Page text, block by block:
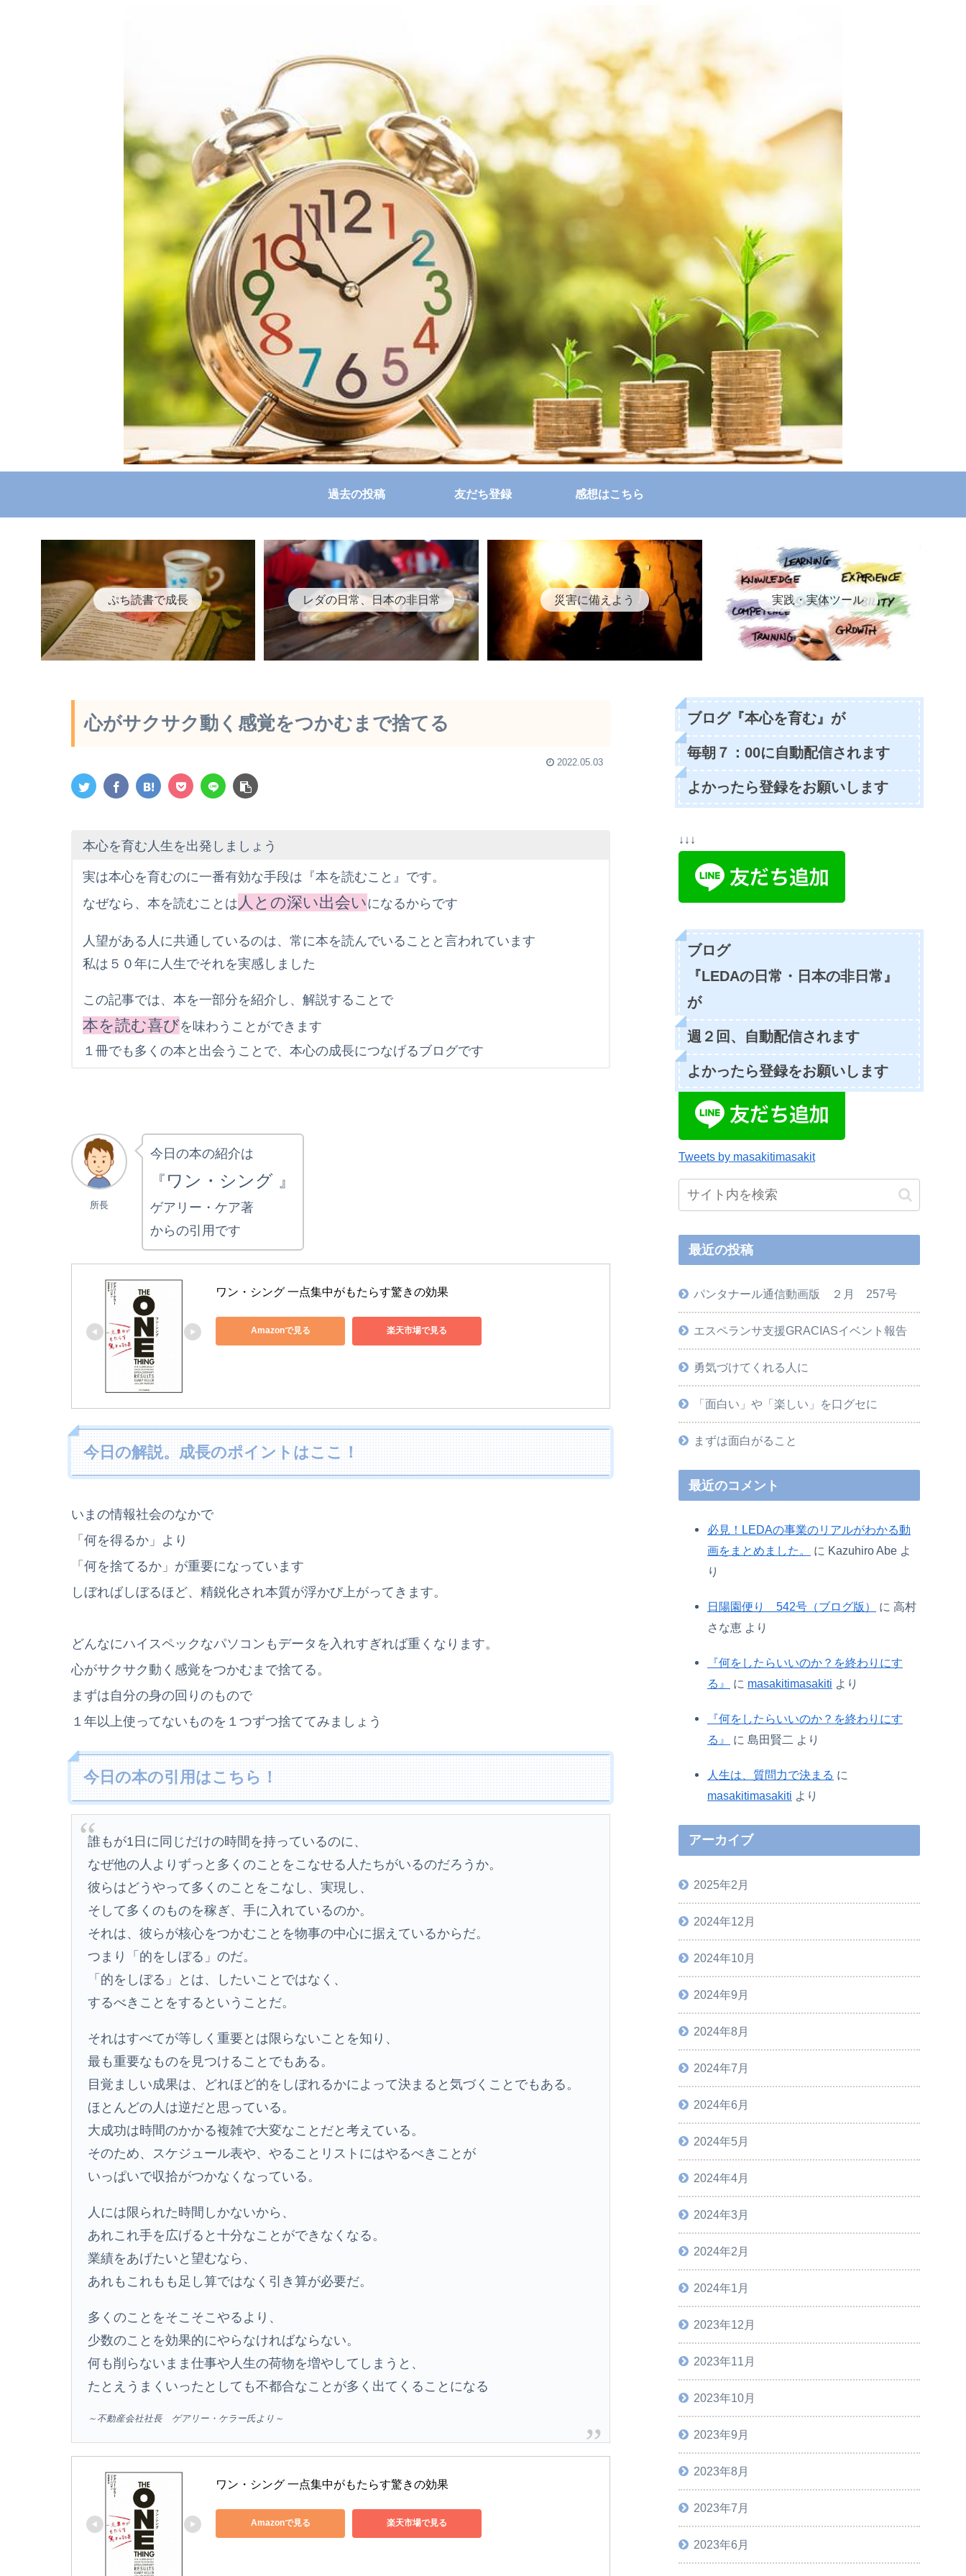
過去の投稿 友だち登録 感想はこちら
ぷち読書で成長 レダの日常、日本の非日常 災害に備えよう 実践・実体ツール
心がサクサク動く感覚をつかむまで捨てる
2022.05.03
本心を育む人生を出発しましょう
実は本心を育むのに一番有効な手段は『本を読むこと』です。
なぜなら、本を読むことは 人との深い出会いになるからです
人望がある人に共通しているのは、常に本を読んでいることと言われています
私は５０年に人生でそれを実感しました
この記事では、本を一部分を紹介し、解説することで
本を読む喜びを味わうことができます
１冊でも多くの本と出会うことで、本心の成長につなげるブログです
所長
今日の本の紹介は
『 ワン・シング 』
ゲアリー・ケア著
からの引用です
ワン・シング 一点集中がもたらす驚きの効果
Amazonで見る 楽天市場で見る
今日の解説。成長のポイントはここ！
いまの情報社会のなかで
「何を得るか」より
「何を捨てるか」が重要になっています
しぼればしぼるほど、精鋭化され本質が浮かび上がってきます。
どんなにハイスペックなパソコンもデータを入れすぎれば重くなります。
心がサクサク動く感覚をつかむまで捨てる。
まずは自分の身の回りのもので
１年以上使ってないものを１つずつ捨ててみましょう
今日の本の引用はこちら！
誰もが1日に同じだけの時間を持っているのに、
なぜ他の人よりずっと多くのことをこなせる人たちがいるのだろうか。
彼らはどうやって多くのことをこなし、実現し、
そして多くのものを稼ぎ、手に入れているのか。
それは、彼らが核心をつかむことを物事の中心に据えているからだ。
つまり「的をしぼる」のだ。
「的をしぼる」とは、したいことではなく、
するべきことをするということだ。
それはすべてが等しく重要とは限らないことを知り、
最も重要なものを見つけることでもある。
目覚ましい成果は、どれほど的をしぼれるかによって決まると気づくことでもある。
ほとんどの人は逆だと思っている。
大成功は時間のかかる複雑で大変なことだと考えている。
そのため、スケジュール表や、やることリストにはやるべきことが
いっぱいで収拾がつかなくなっている。
人には限られた時間しかないから、
あれこれ手を広げると十分なことができなくなる。
業績をあげたいと望むなら、
あれもこれもも足し算ではなく引き算が必要だ。
多くのことをそこそこやるより、
少数のことを効果的にやらなければならない。
何も削らないまま仕事や人生の荷物を増やしてしまうと、
たとえうまくいったとしても不都合なことが多く出てくることになる
～不動産会社社長 ゲアリー・ケラー氏より～
ワン・シング 一点集中がもたらす驚きの効果
Amazonで見る 楽天市場で見る
ブログ『本心を育む』が
毎朝７：00に自動配信されます
よかったら登録をお願いします
↓↓↓
ブログ
『LEDAの日常・日本の非日常』
が
週２回、自動配信されます
よかったら登録をお願いします
Tweets by masakitimasakit
最近の投稿
パンタナール通信動画版 ２月 257号
エスペランサ支援GRACIASイベント報告
勇気づけてくれる人に
「面白い」や「楽しい」を口グセに
まずは面白がること
最近のコメント
必見！LEDAの事業のリアルがわかる動
画をまとめました。
に Kazuhiro Abe よ
り
日陽園便り 542号（ブログ版） に 高村
さな恵 より
『何をしたらいいのか？を終わりにす
る』
に masakitimasakiti より
『何をしたらいいのか？を終わりにす
る』
に 島田賢二 より
人生は、質問力で決まる に
masakitimasakiti より
アーカイブ
2025年2月
2024年12月
2024年10月
2024年9月
2024年8月
2024年7月
2024年6月
2024年5月
2024年4月
2024年3月
2024年2月
2024年1月
2023年12月
2023年11月
2023年10月
2023年9月
2023年8月
2023年7月
2023年6月